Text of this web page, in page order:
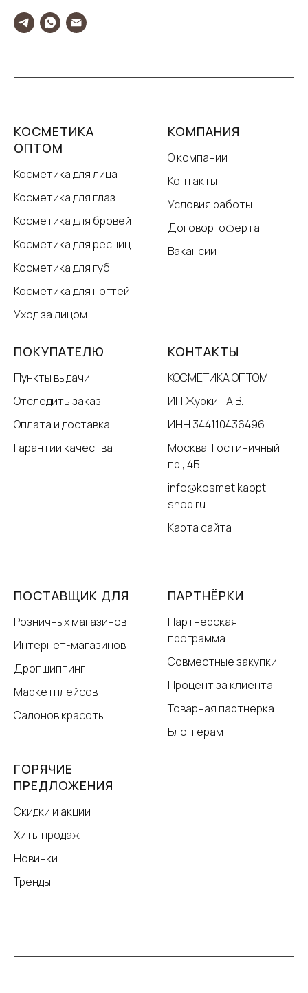
КОСМЕТИКА
ОПТОМ
Косметика для лица
Косметика для глаз
Косметика для бровей
Косметика для ресниц
Косметика для губ
Косметика для ногтей
Уход за лицом
КОМПАНИЯ
О компании
Контакты
Условия работы
Договор-оферта
Вакансии
ПОКУПАТЕЛЮ
Пункты выдачи
Отследить заказ
Оплата и доставка
Гарантии качества
КОНТАКТЫ
КОСМЕТИКА ОПТОМ
ИП Журкин А.В.
ИНН 344110436496
Москва, Гостиничный
пр., 4Б
info@kosmetikaopt-
shop.ru
Карта сайта
ПОСТАВЩИК ДЛЯ
Розничных магазинов
Интернет-магазинов
Дропшиппинг
Маркетплейсов
Салонов красоты
ПАРТНЁРКИ
Партнерская
программа
Совместные закупки
Процент за клиента
Товарная партнёрка
Блоггерам
ГОРЯЧИЕ
ПРЕДЛОЖЕНИЯ
Скидки и акции
Хиты продаж
Новинки
Тренды